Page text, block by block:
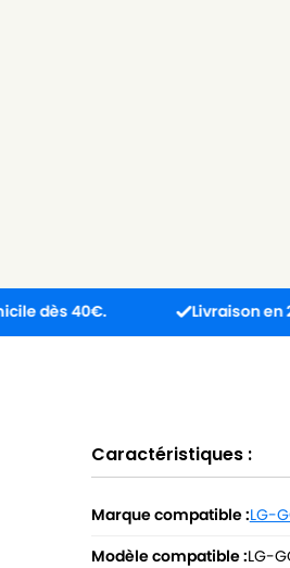
Livraison en 24h à 72h.
Caractéristiques :
Marque compatible :LG-
Modèle compatible :LG-